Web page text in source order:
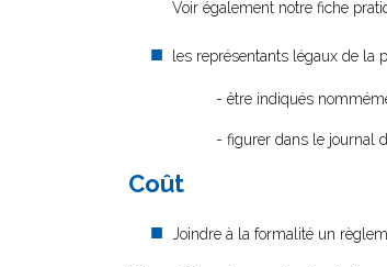
Voir également notre fiche
les représentants légaux de la
- être indiqués
- figurer dans le journal
Coût
Joindre à la formalité un